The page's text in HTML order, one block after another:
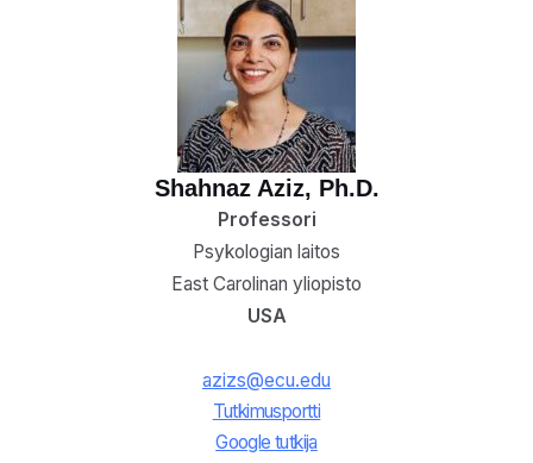
Shahnaz Aziz, Ph.D.
Professori
Psykologian laitos
East Carolinan yliopisto
USA
azizs@ecu.edu
Tutkimusportti
Google tutkija